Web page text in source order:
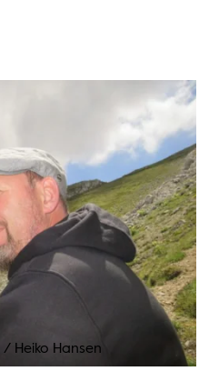
/ Heiko Hansen